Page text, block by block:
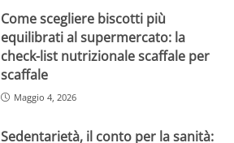
Come scegliere biscotti più
equilibrati al supermercato: la
check-list nutrizionale scaffale per
scaffale
Maggio 4, 2026
Sedentarietà, il conto per la sanità: